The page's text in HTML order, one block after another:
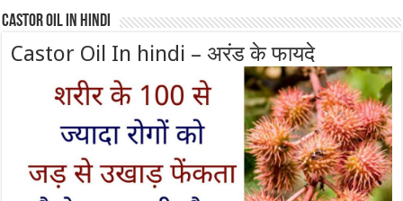
Castor Oil In Hindi
Castor Oil In hindi – अरंड के फायदे